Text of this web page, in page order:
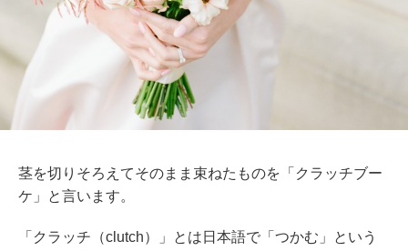
茎を切りそろえてそのまま束ねたものを「クラッチブー
ケ」と言います。
「クラッチ（clutch）」とは日本語で「つかむ」という